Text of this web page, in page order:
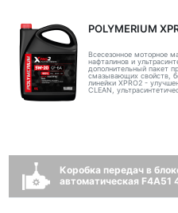
POLYMERIUM
Всесезонное моторное
нафталинов и
дополнительный пакет
смазывающих свойств,
линейки XPRO2 -
CLEAN,
Коробка передач в
автоматическая F4A51